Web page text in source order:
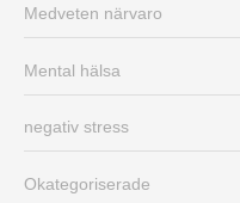
Medveten närvaro
Mental hälsa
negativ stress
Okategoriserade